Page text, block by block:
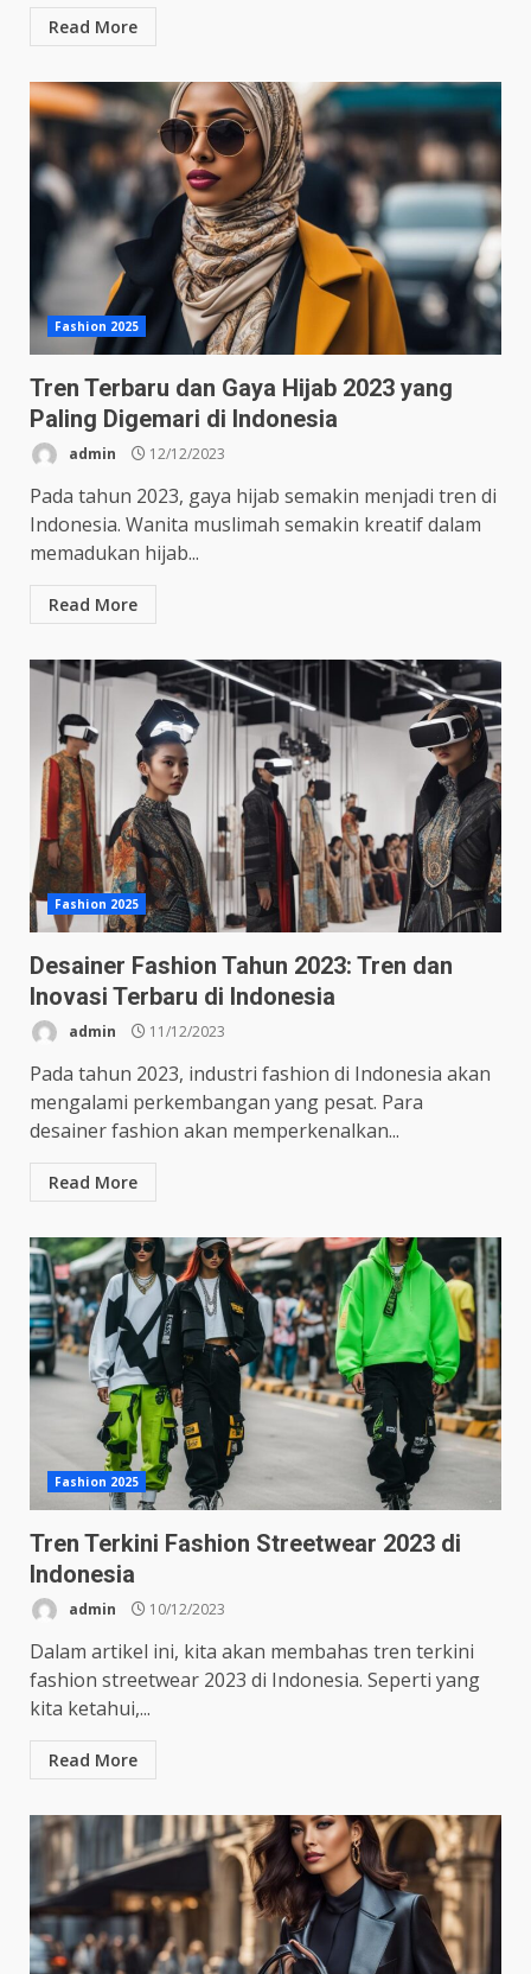
Read More
Fashion 2025
Tren Terbaru dan Gaya Hijab 2023 yang
Paling Digemari di Indonesia
admin 12/12/2023
Pada tahun 2023, gaya hijab semakin menjadi tren di
Indonesia. Wanita muslimah semakin kreatif dalam
memadukan hijab...
Read More
Fashion 2025
Desainer Fashion Tahun 2023: Tren dan
Inovasi Terbaru di Indonesia
admin 11/12/2023
Pada tahun 2023, industri fashion di Indonesia akan
mengalami perkembangan yang pesat. Para
desainer fashion akan memperkenalkan...
Read More
Fashion 2025
Tren Terkini Fashion Streetwear 2023 di
Indonesia
admin 10/12/2023
Dalam artikel ini, kita akan membahas tren terkini
fashion streetwear 2023 di Indonesia. Seperti yang
kita ketahui,...
Read More